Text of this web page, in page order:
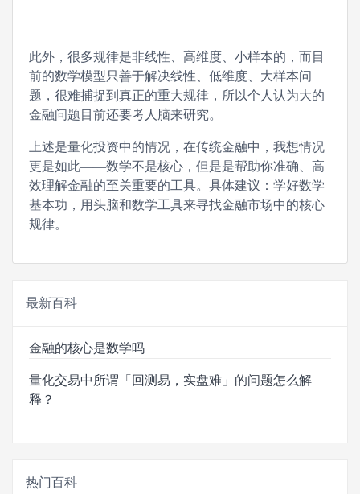
此外，很多规律是非线性、高维度、小样本的，而目
前的数学模型只善于解决线性、低维度、大样本问
题，很难捕捉到真正的重大规律，所以个人认为大的
金融问题目前还要考人脑来研究。
上述是量化投资中的情况，在传统金融中，我想情况
更是如此——数学不是核心，但是是帮助你准确、高
效理解金融的至关重要的工具。具体建议：学好数学
基本功，用头脑和数学工具来寻找金融市场中的核心
规律。
最新百科
金融的核心是数学吗
量化交易中所谓「回测易，实盘难」的问题怎么解
释？
热门百科